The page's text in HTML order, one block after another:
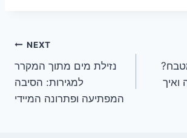
NEXT
נזילת מים מתוך המקרר
למגירות: הסיבה
המפתיעה ופתרונה המיידי